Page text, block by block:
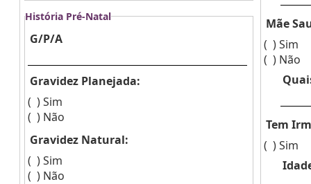
História Pré-Natal
G/P/A
Gravidez Planejada:
( )Sim
( ) Não
Gravidez Natural:
( )Sim
( ) Não
Mãe
( )Sim
( ) Não
Tem
( )Sim